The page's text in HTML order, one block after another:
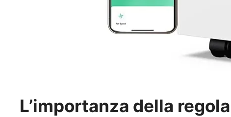
L’importanza della